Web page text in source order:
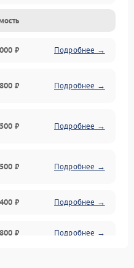
₽ Подробнее →
₽ Подробнее →
₽ Подробнее →
₽ Подробнее →
₽ Подробнее →
₽ Подробнее →